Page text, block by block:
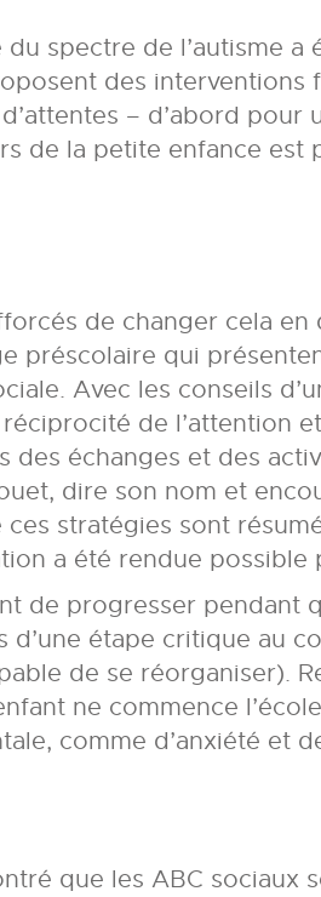
spectre de l’autisme a
des interventions
– d’abord pour
de la petite enfance est
de changer cela en
préscolaire qui
Avec les conseils
de l’attention
des échanges et des
dire son nom et
stratégies sont
a été rendue possible
de progresser pendant
étape critique au
de se réorganiser).
ne commence
comme d’anxiété et
que les ABC sociaux